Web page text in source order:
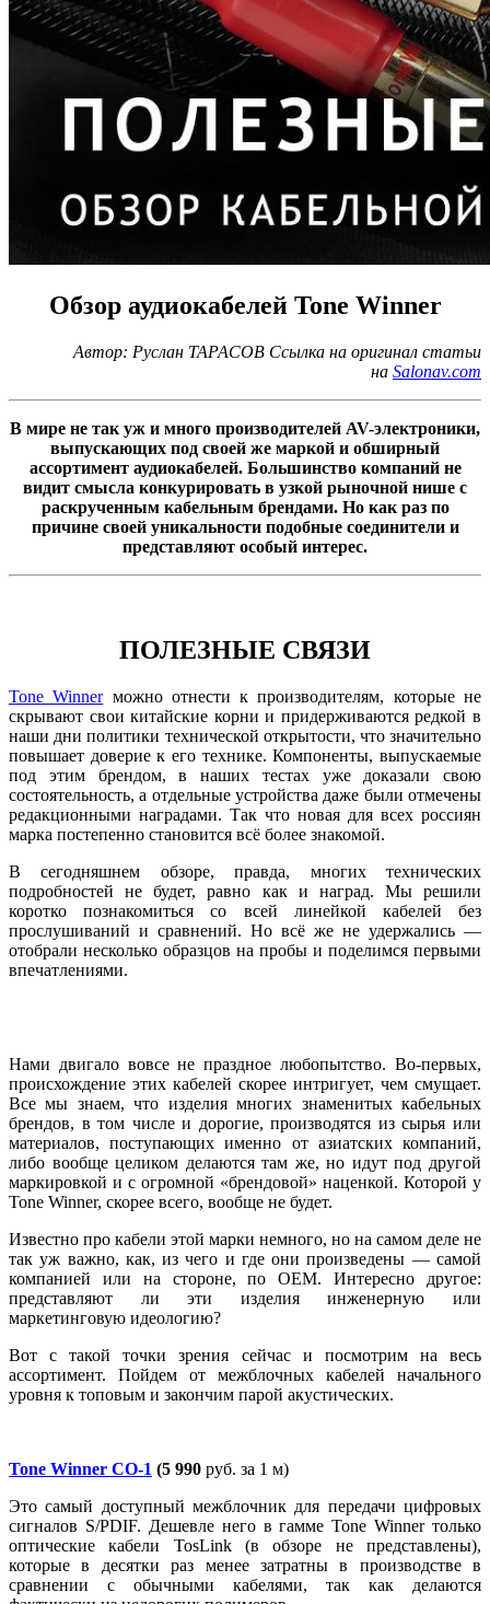
Обзор аудиокабелей Tone Winner
Автор: Руслан ТАРАСОВ Ссылка на оригинал статьи
на Salonav.com
В мире не так уж и много производителей AV-электроники,
выпускающих под своей же маркой и обширный
ассортимент аудиокабелей. Большинство компаний не
видит смысла конкурировать в узкой рыночной нише с
раскрученным кабельным брендами. Но как раз по
причине своей уникальности подобные соединители и
представляют особый интерес.
ПОЛЕЗНЫЕ СВЯЗИ
Tone Winnerможно отнести к производителям, которые не
скрывают свои китайские корни и придерживаются редкой в
наши дни политики технической открытости, что значительно
повышает доверие к его технике. Компоненты, выпускаемые
под этим брендом, в наших тестах уже доказали свою
состоятельность, а отдельные устройства даже были отмечены
редакционными наградами. Так что новая для всех россиян
марка постепенно становится всё более знакомой.
В сегодняшнем обзоре, правда, многих технических
подробностей не будет, равно как и наград. Мы решили
коротко познакомиться со всей линейкой кабелей без
прослушиваний и сравнений. Но всё же не удержались —
отобрали несколько образцов на пробы и поделимся первыми
впечатлениями.
Нами двигало вовсе не праздное любопытство. Во-первых,
происхождение этих кабелей скорее интригует, чем смущает.
Все мы знаем, что изделия многих знаменитых кабельных
брендов, в том числе и дорогие, производятся из сырья или
материалов, поступающих именно от азиатских компаний,
либо вообще целиком делаются там же, но идут под другой
маркировкой и с огромной «брендовой» наценкой. Которой у
Tone Winner, скорее всего, вообще не будет.
Известно про кабели этой марки немного, но на самом деле не
так уж важно, как, из чего и где они произведены — самой
компанией или на стороне, по OEM. Интересно другое:
представляют ли эти изделия инженерную или
маркетинговую идеологию?
Вот с такой точки зрения сейчас и посмотрим на весь
ассортимент. Пойдем от межблочных кабелей начального
уровня к топовым и закончим парой акустических.
Tone Winner CO-1 (5 990 руб. за 1 м)
Это самый доступный межблочник для передачи цифровых
сигналов S/PDIF. Дешевле него в гамме Tone Winner только
оптические кабели TosLink (в обзоре не представлены),
которые в десятки раз менее затратны в производстве в
сравнении с обычными кабелями, так как делаются